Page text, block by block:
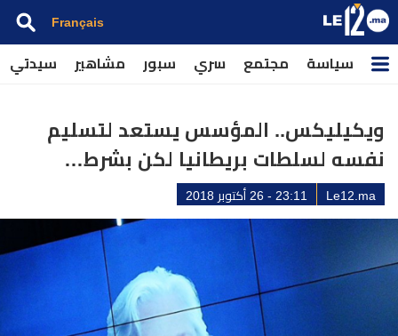
Français
سياسة مجتمع سري سبور مشاهير سيدتي
ويكيليكس.. المؤسس يستعد لتسليم
نفسه لسلطات بريطانيا لكن بشرط…
Le12.ma 23:11 - 26 أكتوبر 2018